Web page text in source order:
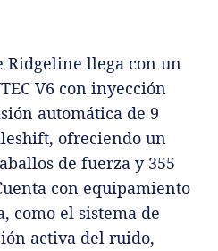
Ridgeline llega con un
V6 con inyección
automática de 9
ofreciendo un
de fuerza y 355
con equipamiento
como el sistema de
activa del ruido,